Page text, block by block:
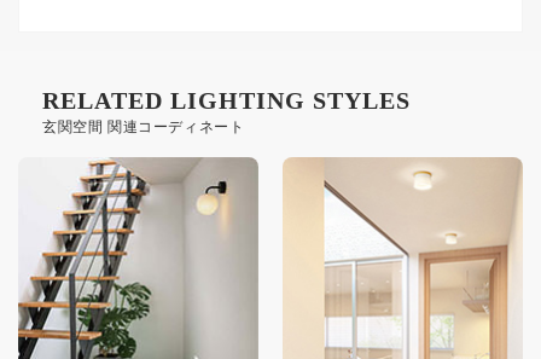
玄関空間 関連コーディネート
RELATED LIGHTING STYLES